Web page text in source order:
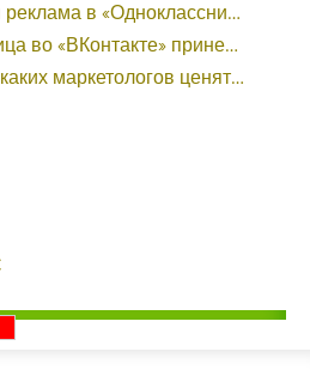
как ее настроить и нужно ли - «Заработок»
подарков 221 продажу по цене 38 рублей - «Заработок»
ценят - «Заработок»